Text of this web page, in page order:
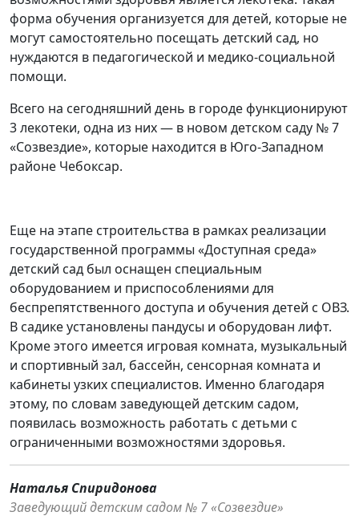
форма обучения организуется для детей, которые не
могут самостоятельно посещать детский сад, но
нуждаются в педагогической и медико-социальной
помощи.
Всего на сегодняшний день в городе функционируют
3 лекотеки, одна из них — в новом детском саду № 7
«Созвездие», которые находится в Юго-Западном
районе Чебоксар.
Еще на этапе строительства в рамках реализации
государственной программы «Доступная среда»
детский сад был оснащен специальным
оборудованием и приспособлениями для
беспрепятственного доступа и обучения детей с ОВЗ.
В садике установлены пандусы и оборудован лифт.
Кроме этого имеется игровая комната, музыкальный
и спортивный зал, бассейн, сенсорная комната и
кабинеты узких специалистов. Именно благодаря
этому, по словам заведующей детским садом,
появилась возможность работать с детьми с
ограниченными возможностями здоровья.
Наталья Спиридонова
Заведующий детским садом № 7 «Созвездие»